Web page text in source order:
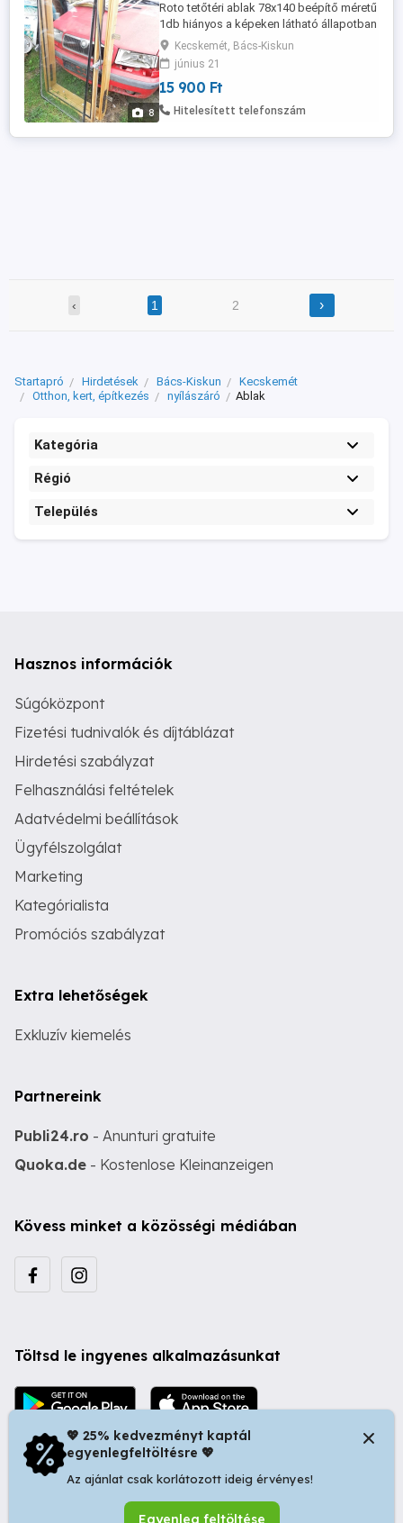
8
Roto tetőtéri ablak 78x140 beépítő méretű
1db hiányos a képeken látható állapotban
eladó a vasalatból a fogadó része
hiányzik! Alkatrésznek való, üveg jó,
lemezei nincsenek.
Kecskemét, Bács-Kiskun
június 21
15 900 Ft
Hitelesített telefonszám
‹ 1 2 ›
Startapró Hirdetések Bács-Kiskun
Kecskemét
Otthon, kert, építkezés
nyílászáró Ablak
Kategória
Régió
Település
Hasznos információk
Súgóközpont
Fizetési tudnivalók és díjtáblázat
Hirdetési szabályzat
Felhasználási feltételek
Adatvédelmi beállítások
Ügyfélszolgálat
Marketing
Kategórialista
Promóciós szabályzat
Extra lehetőségek
Exkluzív kiemelés
Partnereink
Publi24.ro - Anunturi gratuite
Quoka.de - Kostenlose Kleinanzeigen
Kövess minket a közösségi médiában
Töltsd le ingyenes alkalmazásunkat
© 2026 Startapró S.R.L. | Bulevardul Dacia nr 34, Oradea
💖 25% kedvezményt kaptál
egyenlegfeltöltésre 💖
Az ajánlat csak korlátozott ideig érvényes!
Egyenleg feltöltése